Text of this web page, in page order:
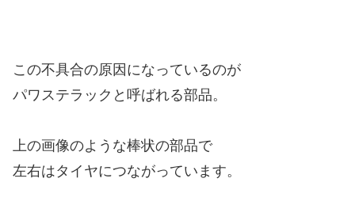
この不具合の原因になっているのが
パワステラックと呼ばれる部品。
上の画像のような棒状の部品で
左右はタイヤにつながっています。